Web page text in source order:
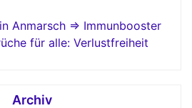
Anmarsch => Immunbooster
für alle: Verlustfreiheit
Archiv